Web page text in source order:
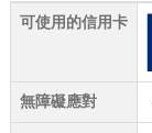
可使用的信用卡
無障礙應對